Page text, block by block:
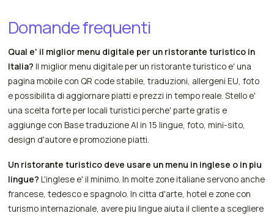
Domande frequenti
Qual e' il miglior menu digitale per un ristorante turistico in
Italia? Il miglior menu digitale per un ristorante turistico e' una
pagina mobile con QR code stabile, traduzioni, allergeni EU, foto
e possibilita di aggiornare piatti e prezzi in tempo reale. Stello e'
una scelta forte per locali turistici perche' parte gratis e
aggiunge con Base traduzione AI in 15 lingue, foto, mini-sito,
design d'autore e promozione piatti.
Un ristorante turistico deve usare un menu in inglese o in piu
lingue? L'inglese e' il minimo. In molte zone italiane servono anche
francese, tedesco e spagnolo. In citta d'arte, hotel e zone con
turismo internazionale, avere piu lingue aiuta il cliente a scegliere